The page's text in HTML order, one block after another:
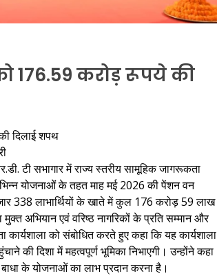
176.59 करोड़ रूपये की
दिलाई शपथ
टी सभागार में राज्य स्तरीय सामूहिक जागरूकता
योजनाओं के तहत माह मई 2026 की पेंशन वन
338 लाभार्थियों के खाते में कुल 176 करोड़ 59 लाख
अभियान एवं वरिष्ठ नागरिकों के प्रति सम्मान और
को संबोधित करते हुए कहा कि यह कार्यशाला
की दिशा में महत्वपूर्ण भूमिका निभाएगी। उन्होंने कहा
के योजनाओं का लाभ प्रदान करना है।